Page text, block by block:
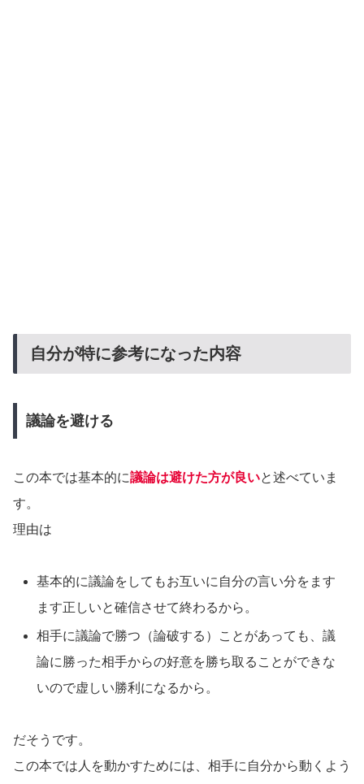
自分が特に参考になった内容
議論を避ける
この本では基本的に議論は避けた方が良いと述べていま
す。
理由は
基本的に議論をしてもお互いに自分の言い分をます
ます正しいと確信させて終わるから。
相手に議論で勝つ（論破する）ことがあっても、議
論に勝った相手からの好意を勝ち取ることができな
いので虚しい勝利になるから。
だそうです。
この本では人を動かすためには、相手に自分から動くよう